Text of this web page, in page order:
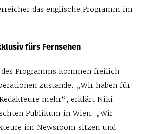
das englische Programm im
fürs Fernsehen
Programms kommen freilich
zustande. „Wir haben für
mehr“, erklärt Niki
Publikum in Wien. „Wir
im Newsroom sitzen und